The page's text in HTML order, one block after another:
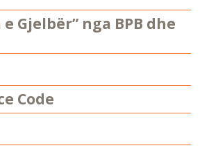
Gjelbër” nga BPB dhe
Code